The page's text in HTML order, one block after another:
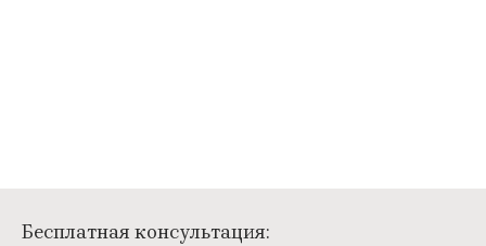
Бесплатная консультация: